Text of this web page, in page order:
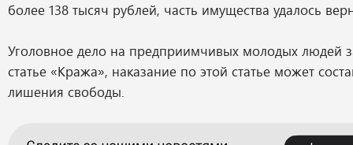
более 138 тысяч рублей, часть имущества удалось
Уголовное дело на предприимчивых молодых людей
статье «Кража», наказание по этой статье может
лишения свободы.